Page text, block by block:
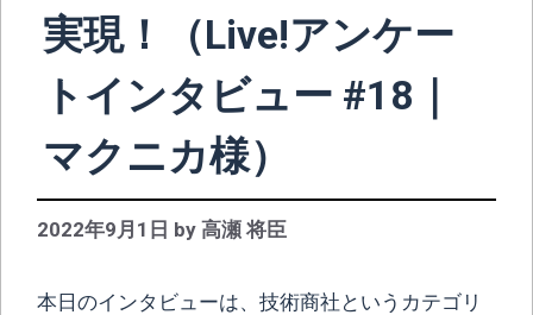
実現！（Live!アンケー
トインタビュー #18｜
マクニカ様）
2022年9月1日 by 高瀬 将臣
本日のインタビューは、技術商社というカテゴリ